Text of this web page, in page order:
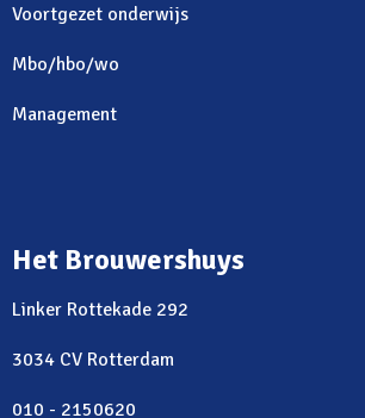
Voortgezet onderwijs
Mbo/hbo/wo
Management
Het Brouwershuys
Linker Rottekade 292
3034 CV Rotterdam
010 - 2150620